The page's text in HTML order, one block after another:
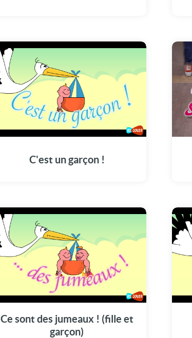
C'est un garçon !
Ce sont des jumeaux ! (fille et
garçon)